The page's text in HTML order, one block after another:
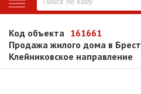
Код объекта 161661
Продажа жилого дома в
Клейниковское направление